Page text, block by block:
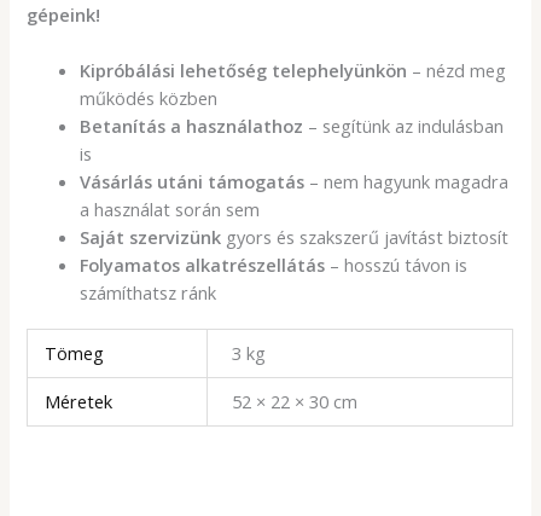
gépeink!
Kipróbálási lehetőség telephelyünkön – nézd meg
működés közben
Betanítás a használathoz – segítünk az indulásban
is
Vásárlás utáni támogatás – nem hagyunk magadra
a használat során sem
Saját szervizünk gyors és szakszerű javítást biztosít
Folyamatos alkatrészellátás – hosszú távon is
számíthatsz ránk
Tömeg
3 kg
Méretek
52 × 22 × 30 cm